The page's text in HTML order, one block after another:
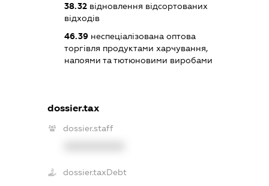
38.32відновлення відсортованих
відходів
46.39неспеціалізована оптова
торгівля продуктами харчування,
напоями та тютюновими виробами
dossier.tax
dossier.staff
dossier.taxDebt